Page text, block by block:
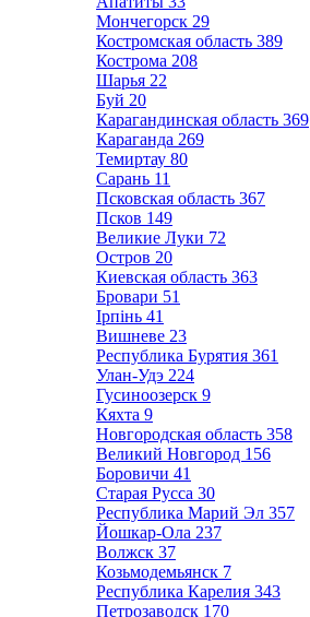
Мончегорск 29
Костромская область 389
Кострома 208
Шарья 22
Буй 20
Карагандинская область 369
Караганда 269
Темиртау 80
Сарань 11
Псковская область 367
Псков 149
Великие Луки 72
Остров 20
Киевская область 363
Бровари 51
Ірпінь 41
Вишневе 23
Республика Бурятия 361
Улан-Удэ 224
Гусиноозерск 9
Кяхта 9
Новгородская область 358
Великий Новгород 156
Боровичи 41
Старая Русса 30
Республика Марий Эл 357
Йошкар-Ола 237
Волжск 37
Козьмодемьянск 7
Республика Карелия 343
Петрозаводск 170